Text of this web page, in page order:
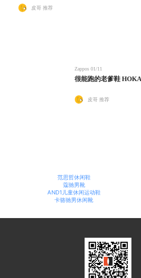
皮哥 推荐
Zappos 01/11
很能跑的老爹鞋
皮哥 推荐
范思哲休闲鞋
蔻驰男靴
AND1儿童休闲运动鞋
卡骆驰男休闲靴